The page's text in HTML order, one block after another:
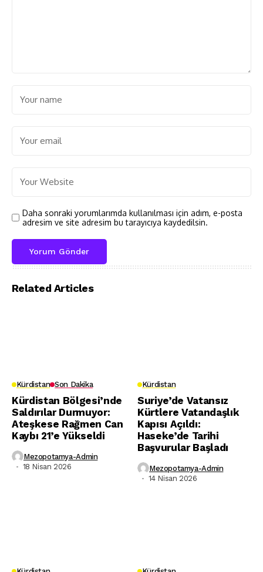
Daha sonraki yorumlarımda kullanılması için adım, e-posta
adresim ve site adresim bu tarayıcıya kaydedilsin.
Related Articles
Kürdistan Son Dakika
Kürdistan Bölgesi’nde
Saldırılar Durmuyor:
Ateşkese Rağmen Can
Kaybı 21’e Yükseldi
Mezopotamya-Admin
18 Nisan 2026
Kürdistan
Suriye’de Vatansız
Kürtlere Vatandaşlık
Kapısı Açıldı:
Haseke’de Tarihi
Başvurular Başladı
Mezopotamya-Admin
14 Nisan 2026